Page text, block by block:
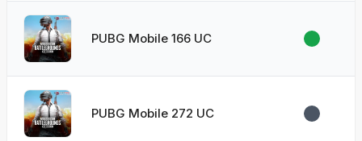
PUBG Mobile 166 UC
PUBG Mobile 272 UC